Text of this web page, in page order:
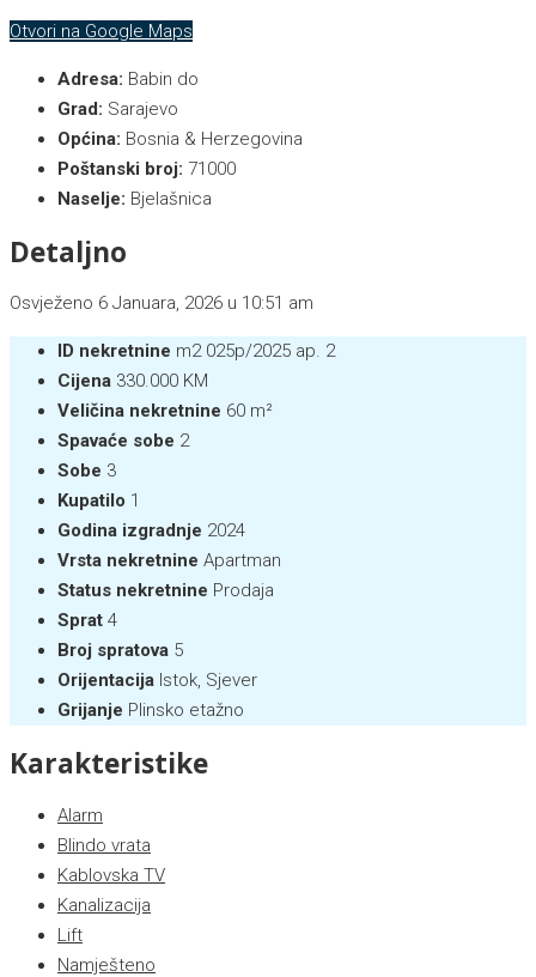
Otvori na Google Maps
Adresa: Babin do
Grad: Sarajevo
Općina: Bosnia & Herzegovina
Poštanski broj: 71000
Naselje: Bjelašnica
Detaljno
Osvježeno 6 Januara, 2026 u 10:51 am
ID nekretnine m2 025p/2025 ap. 2
Cijena 330.000 KM
Veličina nekretnine 60 m²
Spavaće sobe 2
Sobe 3
Kupatilo 1
Godina izgradnje 2024
Vrsta nekretnine Apartman
Status nekretnine Prodaja
Sprat 4
Broj spratova 5
Orijentacija Istok, Sjever
Grijanje Plinsko etažno
Karakteristike
Alarm
Blindo vrata
Kablovska TV
Kanalizacija
Lift
Namješteno